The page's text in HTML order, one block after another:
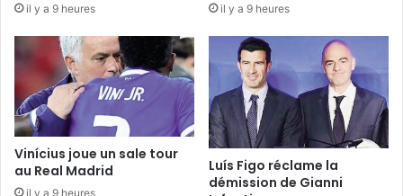
il y a 9 heures il y a 9 heures
Vinícius joue un sale tour
au Real Madrid
il y a 9 heures
Luís Figo réclame la
démission de Gianni